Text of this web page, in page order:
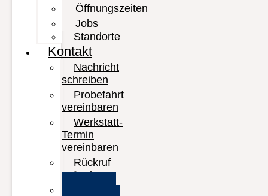
Öffnungszeiten
Jobs
Standorte
Kontakt
Nachricht
schreiben
Probefahrt
vereinbaren
Werkstatt-
Termin
vereinbaren
Rückruf
anfordern